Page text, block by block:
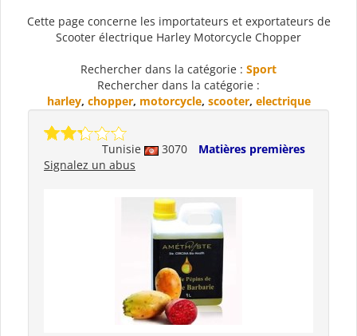
Cette page concerne les importateurs et exportateurs de
Scooter électrique Harley Motorcycle Chopper
Rechercher dans la catégorie : Sport
Rechercher dans la catégorie :
harley, chopper, motorcycle, scooter, electrique
Tunisie 3070
Matières premières
Signalez un abus